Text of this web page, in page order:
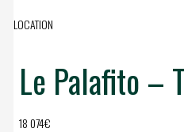
LOCATION
18 074€